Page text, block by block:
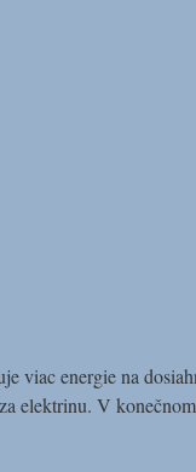
viac energie na
elektrinu. V